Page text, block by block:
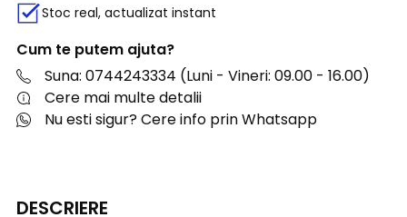
Stoc real, actualizat instant
Cum te putem ajuta?
Suna: 0744243334 (Luni - Vineri: 09.00 - 16.00)
Cere mai multe detalii
Nu esti sigur? Cere info prin Whatsapp
DESCRIERE